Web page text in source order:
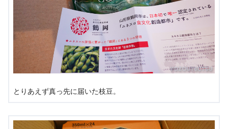
とりあえず真っ先に届いた枝豆。